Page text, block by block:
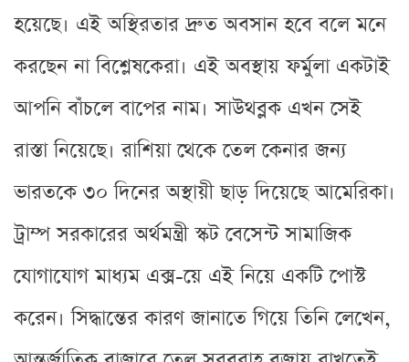
হয়েছে। এই অস্থিরতার দ্রুত অবসান হবে বলে মনে
করছেন না বিশ্লেষকেরা। এই অবস্থায় ফর্মুলা একটাই
আপনি বাঁচলে বাপের নাম। সাউথব্লক এখন সেই
রাস্তা নিয়েছে। রাশিয়া থেকে তেল কেনার জন্য
ভারতকে ৩০ দিনের অস্থায়ী ছাড় দিয়েছে আমেরিকা।
ট্রাম্প সরকারের অর্থমন্ত্রী স্কট বেসেন্ট সামাজিক
যোগাযোগ মাধ্যম এক্স-য়ে এই নিয়ে একটি পোস্ট
করেন। সিদ্ধান্তের কারণ জানাতে গিয়ে তিনি লেখেন,